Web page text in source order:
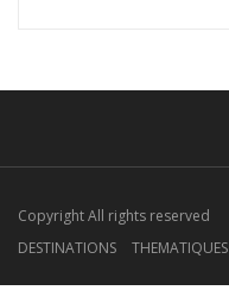
Copyright All rights reserved
DESTINATIONS
THEMATIQUES